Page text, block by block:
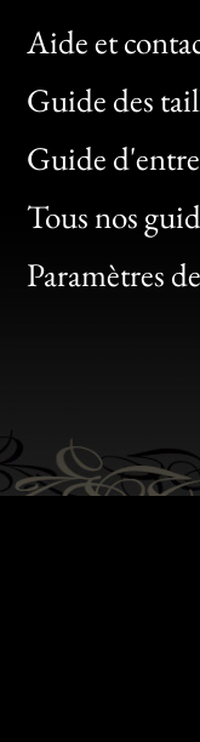
Aide et
Guide des
Guide
Tous nos
Paramètres